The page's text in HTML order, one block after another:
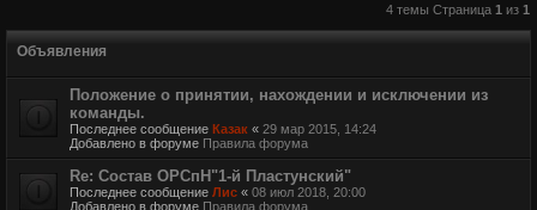
4 темы Страница 1 из 1
Объявления
Положение о принятии, нахождении и исключении из
команды.
Последнее сообщение Казак « 29 мар 2015, 14:24
Добавлено в форуме Правила форума
Re: Состав ОРСпН"1-й Пластунский"
Последнее сообщение Лис « 08 июл 2018, 20:00
Добавлено в форуме Правила форума